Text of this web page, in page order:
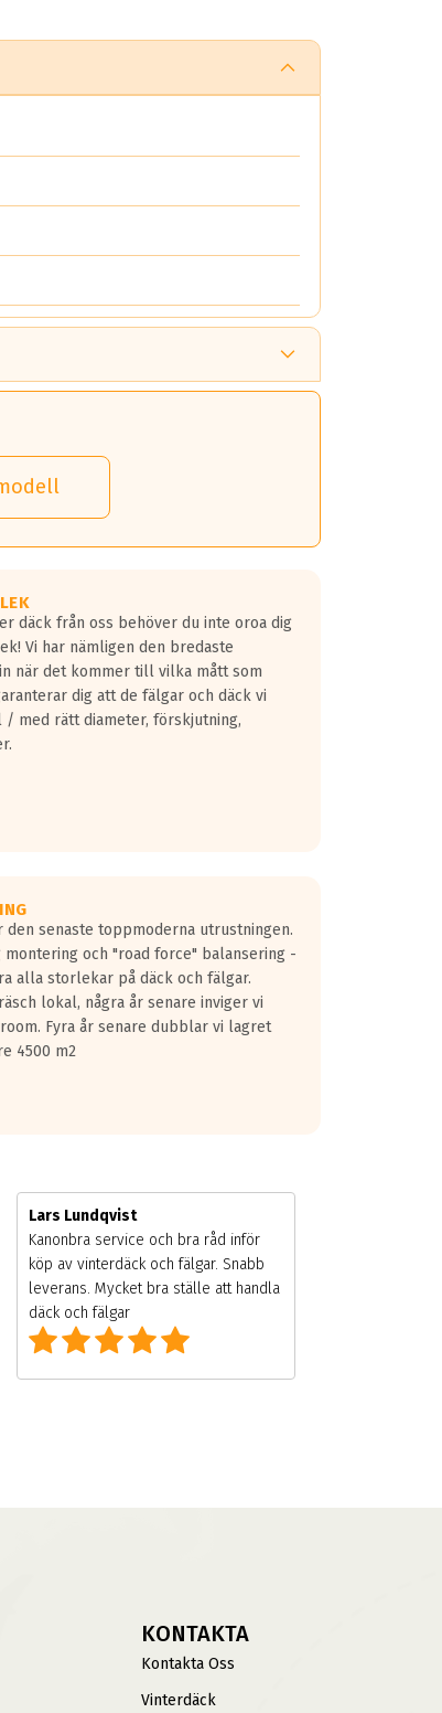
däck från oss behöver du inte oroa dig
Vi har nämligen den bredaste
när det kommer till vilka mått som
dig att de fälgar och däck vi
med rätt diameter, förskjutning,
den senaste toppmoderna utrustningen.
och "road force" balansering -
alla storlekar på däck och fälgar.
lokal, några år senare inviger vi
Fyra år senare dubblar vi lagret
4500 m2
Lars Lundqvist
Kanonbra service och bra råd inför
köp av vinterdäck och fälgar. Snabb
leverans. Mycket bra ställe att handla
däck och fälgar
KONTAKTA
Kontakta Oss
Vinterdäck